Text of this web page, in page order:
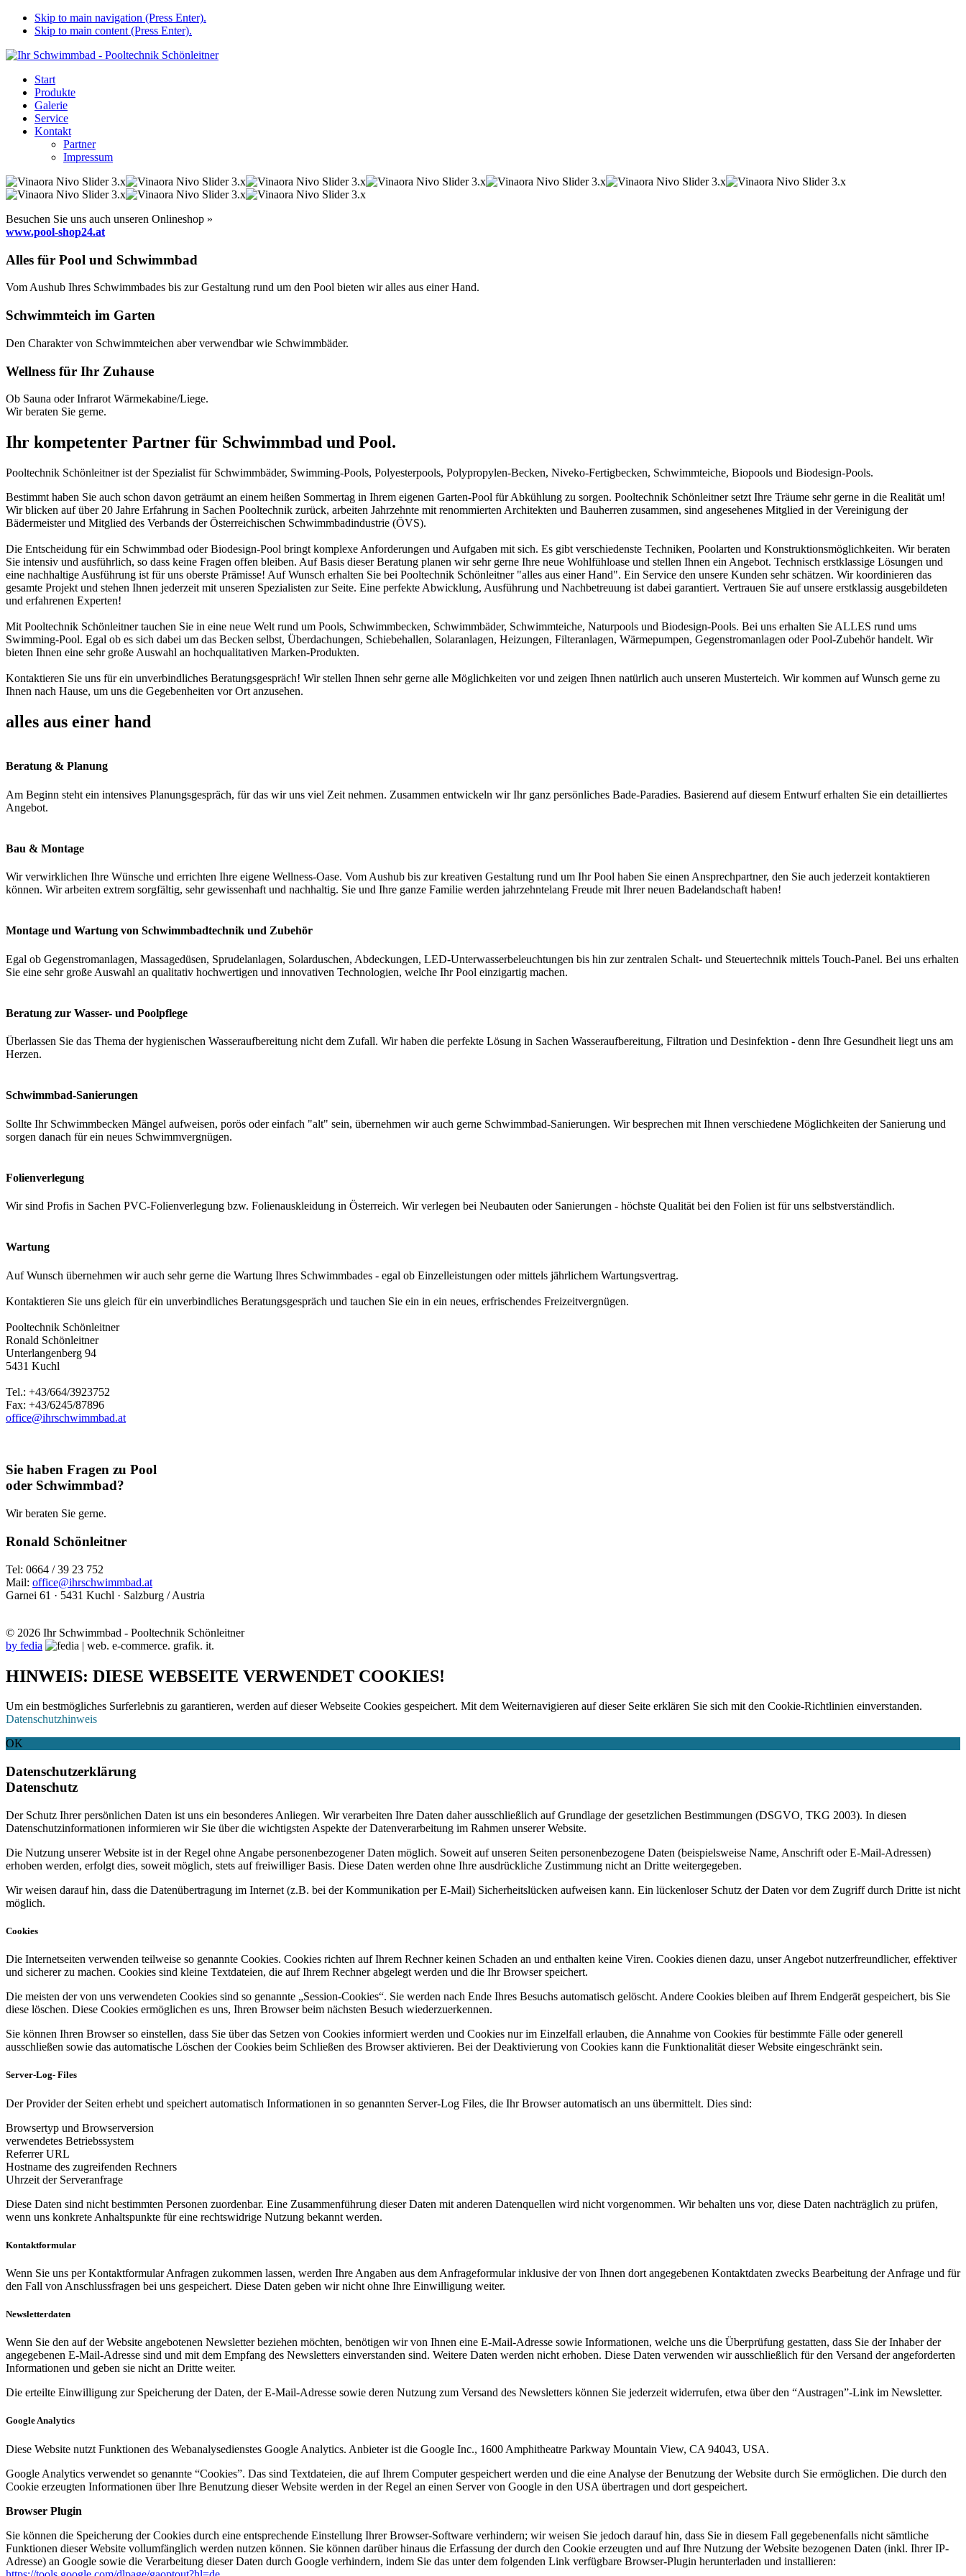
Skip to main navigation (Press Enter).
Skip to main content (Press Enter).
Start
Produkte
Galerie
Service
Kontakt
Partner
Impressum
Besuchen Sie uns auch unseren Onlineshop »
www.pool-shop24.at
Alles für Pool und Schwimmbad
Vom Aushub Ihres Schwimmbades bis zur Gestaltung rund um den Pool bieten wir alles aus einer Hand.
Schwimmteich im Garten
Den Charakter von Schwimmteichen aber verwendbar wie Schwimmbäder.
Wellness für Ihr Zuhause
Ob Sauna oder Infrarot Wärmekabine/Liege.
Wir beraten Sie gerne.
Ihr kompetenter Partner für Schwimmbad und Pool.
Pooltechnik Schönleitner ist der Spezialist für Schwimmbäder, Swimming-Pools, Polyesterpools, Polypropylen-Becken, Niveko-Fertigbecken, Schwimmteiche, Biopools und Biodesign-Pools.
Bestimmt haben Sie auch schon davon geträumt an einem heißen Sommertag in Ihrem eigenen Garten-Pool für Abkühlung zu sorgen. Pooltechnik Schönleitner setzt Ihre Träume sehr gerne in die Realität um!
Wir blicken auf über 20 Jahre Erfahrung in Sachen Pooltechnik zurück, arbeiten Jahrzehnte mit renommierten Architekten und Bauherren zusammen, sind angesehenes Mitglied in der Vereinigung der
Bädermeister und Mitglied des Verbands der Österreichischen Schwimmbadindustrie (ÖVS).
Die Entscheidung für ein Schwimmbad oder Biodesign-Pool bringt komplexe Anforderungen und Aufgaben mit sich. Es gibt verschiedenste Techniken, Poolarten und Konstruktionsmöglichkeiten. Wir beraten
Sie intensiv und ausführlich, so dass keine Fragen offen bleiben. Auf Basis dieser Beratung planen wir sehr gerne Ihre neue Wohlfühloase und stellen Ihnen ein Angebot. Technisch erstklassige Lösungen und
eine nachhaltige Ausführung ist für uns oberste Prämisse! Auf Wunsch erhalten Sie bei Pooltechnik Schönleitner "alles aus einer Hand". Ein Service den unsere Kunden sehr schätzen. Wir koordinieren das
gesamte Projekt und stehen Ihnen jederzeit mit unseren Spezialisten zur Seite. Eine perfekte Abwicklung, Ausführung und Nachbetreuung ist dabei garantiert. Vertrauen Sie auf unsere erstklassig ausgebildeten
und erfahrenen Experten!
Mit Pooltechnik Schönleitner tauchen Sie in eine neue Welt rund um Pools, Schwimmbecken, Schwimmbäder, Schwimmteiche, Naturpools und Biodesign-Pools. Bei uns erhalten Sie ALLES rund ums
Swimming-Pool. Egal ob es sich dabei um das Becken selbst, Überdachungen, Schiebehallen, Solaranlagen, Heizungen, Filteranlagen, Wärmepumpen, Gegenstromanlagen oder Pool-Zubehör handelt. Wir
bieten Ihnen eine sehr große Auswahl an hochqualitativen Marken-Produkten.
Kontaktieren Sie uns für ein unverbindliches Beratungsgespräch! Wir stellen Ihnen sehr gerne alle Möglichkeiten vor und zeigen Ihnen natürlich auch unseren Musterteich. Wir kommen auf Wunsch gerne zu
Ihnen nach Hause, um uns die Gegebenheiten vor Ort anzusehen.
alles aus einer hand
Beratung & Planung
Am Beginn steht ein intensives Planungsgespräch, für das wir uns viel Zeit nehmen. Zusammen entwickeln wir Ihr ganz persönliches Bade-Paradies. Basierend auf diesem Entwurf erhalten Sie ein detailliertes
Angebot.
Bau & Montage
Wir verwirklichen Ihre Wünsche und errichten Ihre eigene Wellness-Oase. Vom Aushub bis zur kreativen Gestaltung rund um Ihr Pool haben Sie einen Ansprechpartner, den Sie auch jederzeit kontaktieren
können. Wir arbeiten extrem sorgfältig, sehr gewissenhaft und nachhaltig. Sie und Ihre ganze Familie werden jahrzehntelang Freude mit Ihrer neuen Badelandschaft haben!
Montage und Wartung von Schwimmbadtechnik und Zubehör
Egal ob Gegenstromanlagen, Massagedüsen, Sprudelanlagen, Solarduschen, Abdeckungen, LED-Unterwasserbeleuchtungen bis hin zur zentralen Schalt- und Steuertechnik mittels Touch-Panel. Bei uns erhalten
Sie eine sehr große Auswahl an qualitativ hochwertigen und innovativen Technologien, welche Ihr Pool einzigartig machen.
Beratung zur Wasser- und Poolpflege
Überlassen Sie das Thema der hygienischen Wasseraufbereitung nicht dem Zufall. Wir haben die perfekte Lösung in Sachen Wasseraufbereitung, Filtration und Desinfektion - denn Ihre Gesundheit liegt uns am
Herzen.
Schwimmbad-Sanierungen
Sollte Ihr Schwimmbecken Mängel aufweisen, porös oder einfach "alt" sein, übernehmen wir auch gerne Schwimmbad-Sanierungen. Wir besprechen mit Ihnen verschiedene Möglichkeiten der Sanierung und
sorgen danach für ein neues Schwimmvergnügen.
Folienverlegung
Wir sind Profis in Sachen PVC-Folienverlegung bzw. Folienauskleidung in Österreich. Wir verlegen bei Neubauten oder Sanierungen - höchste Qualität bei den Folien ist für uns selbstverständlich.
Wartung
Auf Wunsch übernehmen wir auch sehr gerne die Wartung Ihres Schwimmbades - egal ob Einzelleistungen oder mittels jährlichem Wartungsvertrag.
Kontaktieren Sie uns gleich für ein unverbindliches Beratungsgespräch und tauchen Sie ein in ein neues, erfrischendes Freizeitvergnügen.
Pooltechnik Schönleitner
Ronald Schönleitner
Unterlangenberg 94
5431 Kuchl
Tel.: +43/664/3923752
Fax: +43/6245/87896
office@ihrschwimmbad.at
Sie haben Fragen zu Pool
oder Schwimmbad?
Wir beraten Sie gerne.
Ronald Schönleitner
Tel: 0664 / 39 23 752
Mail: office@ihrschwimmbad.at
Garnei 61 · 5431 Kuchl · Salzburg / Austria
© 2026 Ihr Schwimmbad - Pooltechnik Schönleitner
by fedia
HINWEIS: DIESE WEBSEITE VERWENDET COOKIES!
Um ein bestmögliches Surferlebnis zu garantieren, werden auf dieser Webseite Cookies gespeichert. Mit dem Weiternavigieren auf dieser Seite erklären Sie sich mit den Cookie-Richtlinien einverstanden.
Datenschutzhinweis
OK
Datenschutzerklärung
Datenschutz
Der Schutz Ihrer persönlichen Daten ist uns ein besonderes Anliegen. Wir verarbeiten Ihre Daten daher ausschließlich auf Grundlage der gesetzlichen Bestimmungen (DSGVO, TKG 2003). In diesen
Datenschutzinformationen informieren wir Sie über die wichtigsten Aspekte der Datenverarbeitung im Rahmen unserer Website.
Die Nutzung unserer Website ist in der Regel ohne Angabe personenbezogener Daten möglich. Soweit auf unseren Seiten personenbezogene Daten (beispielsweise Name, Anschrift oder E-Mail-Adressen)
erhoben werden, erfolgt dies, soweit möglich, stets auf freiwilliger Basis. Diese Daten werden ohne Ihre ausdrückliche Zustimmung nicht an Dritte weitergegeben.
Wir weisen darauf hin, dass die Datenübertragung im Internet (z.B. bei der Kommunikation per E-Mail) Sicherheitslücken aufweisen kann. Ein lückenloser Schutz der Daten vor dem Zugriff durch Dritte ist nicht
möglich.
Cookies
Die Internetseiten verwenden teilweise so genannte Cookies. Cookies richten auf Ihrem Rechner keinen Schaden an und enthalten keine Viren. Cookies dienen dazu, unser Angebot nutzerfreundlicher, effektiver
und sicherer zu machen. Cookies sind kleine Textdateien, die auf Ihrem Rechner abgelegt werden und die Ihr Browser speichert.
Die meisten der von uns verwendeten Cookies sind so genannte „Session-Cookies“. Sie werden nach Ende Ihres Besuchs automatisch gelöscht. Andere Cookies bleiben auf Ihrem Endgerät gespeichert, bis Sie
diese löschen. Diese Cookies ermöglichen es uns, Ihren Browser beim nächsten Besuch wiederzuerkennen.
Sie können Ihren Browser so einstellen, dass Sie über das Setzen von Cookies informiert werden und Cookies nur im Einzelfall erlauben, die Annahme von Cookies für bestimmte Fälle oder generell
ausschließen sowie das automatische Löschen der Cookies beim Schließen des Browser aktivieren. Bei der Deaktivierung von Cookies kann die Funktionalität dieser Website eingeschränkt sein.
Server-Log- Files
Der Provider der Seiten erhebt und speichert automatisch Informationen in so genannten Server-Log Files, die Ihr Browser automatisch an uns übermittelt. Dies sind:
Browsertyp und Browserversion
verwendetes Betriebssystem
Referrer URL
Hostname des zugreifenden Rechners
Uhrzeit der Serveranfrage
Diese Daten sind nicht bestimmten Personen zuordenbar. Eine Zusammenführung dieser Daten mit anderen Datenquellen wird nicht vorgenommen. Wir behalten uns vor, diese Daten nachträglich zu prüfen,
wenn uns konkrete Anhaltspunkte für eine rechtswidrige Nutzung bekannt werden.
Kontaktformular
Wenn Sie uns per Kontaktformular Anfragen zukommen lassen, werden Ihre Angaben aus dem Anfrageformular inklusive der von Ihnen dort angegebenen Kontaktdaten zwecks Bearbeitung der Anfrage und für
den Fall von Anschlussfragen bei uns gespeichert. Diese Daten geben wir nicht ohne Ihre Einwilligung weiter.
Newsletterdaten
Wenn Sie den auf der Website angebotenen Newsletter beziehen möchten, benötigen wir von Ihnen eine E-Mail-Adresse sowie Informationen, welche uns die Überprüfung gestatten, dass Sie der Inhaber der
angegebenen E-Mail-Adresse sind und mit dem Empfang des Newsletters einverstanden sind. Weitere Daten werden nicht erhoben. Diese Daten verwenden wir ausschließlich für den Versand der angeforderten
Informationen und geben sie nicht an Dritte weiter.
Die erteilte Einwilligung zur Speicherung der Daten, der E-Mail-Adresse sowie deren Nutzung zum Versand des Newsletters können Sie jederzeit widerrufen, etwa über den “Austragen”-Link im Newsletter.
Google Analytics
Diese Website nutzt Funktionen des Webanalysedienstes Google Analytics. Anbieter ist die Google Inc., 1600 Amphitheatre Parkway Mountain View, CA 94043, USA.
Google Analytics verwendet so genannte “Cookies”. Das sind Textdateien, die auf Ihrem Computer gespeichert werden und die eine Analyse der Benutzung der Website durch Sie ermöglichen. Die durch den
Cookie erzeugten Informationen über Ihre Benutzung dieser Website werden in der Regel an einen Server von Google in den USA übertragen und dort gespeichert.
Browser Plugin
Sie können die Speicherung der Cookies durch eine entsprechende Einstellung Ihrer Browser-Software verhindern; wir weisen Sie jedoch darauf hin, dass Sie in diesem Fall gegebenenfalls nicht sämtliche
Funktionen dieser Website vollumfänglich werden nutzen können. Sie können darüber hinaus die Erfassung der durch den Cookie erzeugten und auf Ihre Nutzung der Website bezogenen Daten (inkl. Ihrer IP-
Adresse) an Google sowie die Verarbeitung dieser Daten durch Google verhindern, indem Sie das unter dem folgenden Link verfügbare Browser-Plugin herunterladen und installieren: